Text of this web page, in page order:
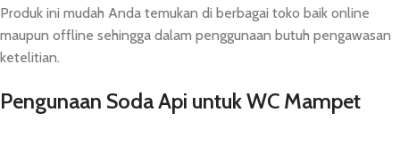
Produk ini mudah Anda temukan di berbagai toko baik online
maupun offline sehingga dalam penggunaan butuh pengawasan
ketelitian.
Pengunaan Soda Api untuk WC Mampet